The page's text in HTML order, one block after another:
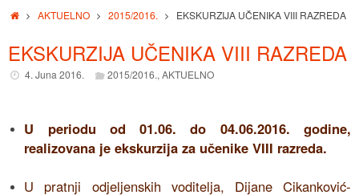
HomeAKTUELNO 2015/2016. EKSKURZIJA UČENIKA VIII RAZREDA
EKSKURZIJA UČENIKA VIII RAZREDA
4. Juna 2016. 2015/2016.,AKTUELNO
U periodu od 01.06. do 04.06.2016. godine,
realizovana je ekskurzija za učenike VIII razreda.
U pratnji odjeljenskih voditelja, Dijane Cikanković-